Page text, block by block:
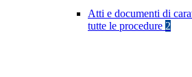
Atti e documenti di
tutte le procedure 2